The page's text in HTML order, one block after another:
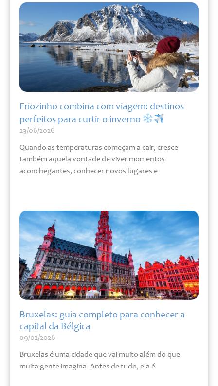
Friozinho combina com viagem: destinos
perfeitos para curtir o inverno
23/06/2026
Quando as temperaturas começam a cair, cresce
também aquela vontade de viver momentos
aconchegantes, conhecer novos lugares e
Bruxelas: guia completo para conhecer a
capital da Bélgica
09/02/2026
Bruxelas é uma cidade que vai muito além do que
muita gente imagina. Antes de tudo, ela é